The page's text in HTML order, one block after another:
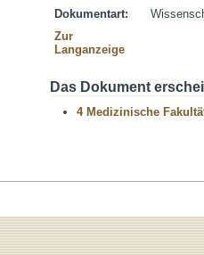
Dokumentart:
Zur
Langanzeige
Das Dokument
4 Medizinische